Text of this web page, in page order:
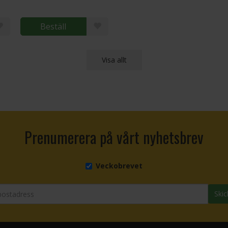
Beställ
Visa allt
Prenumerera på vårt nyhetsbrev
Veckobrevet